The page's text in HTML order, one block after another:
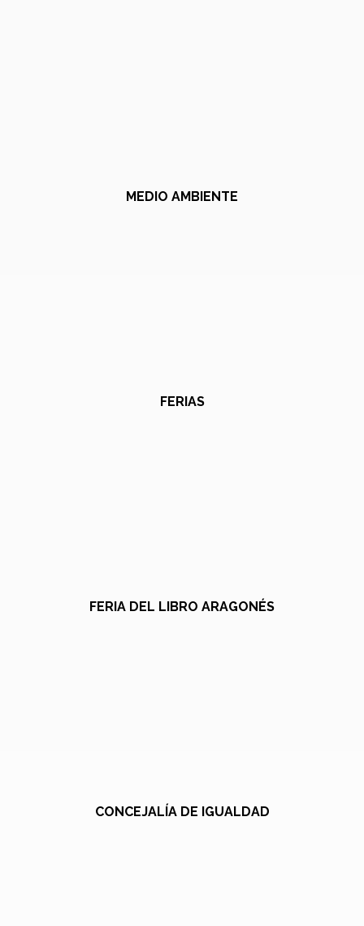
MEDIO AMBIENTE
FERIAS
FERIA DEL LIBRO ARAGONÉS
CONCEJALÍA DE IGUALDAD